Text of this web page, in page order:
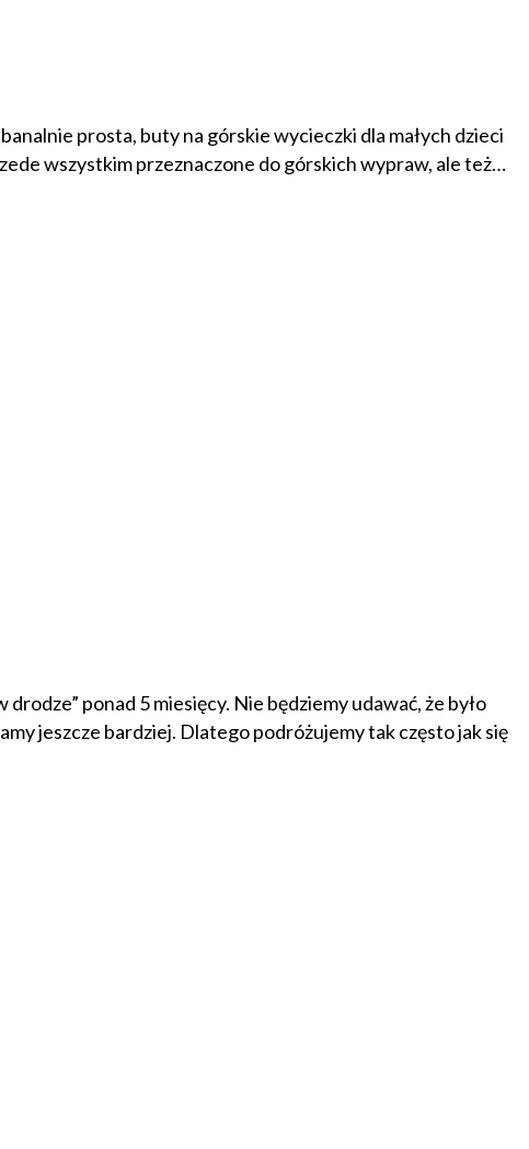
prosta, buty na górskie wycieczki dla małych dzieci
wszystkim przeznaczone do górskich wypraw, ale też…
ponad 5 miesięcy. Nie będziemy udawać, że było
jeszcze bardziej. Dlatego podróżujemy tak często jak się